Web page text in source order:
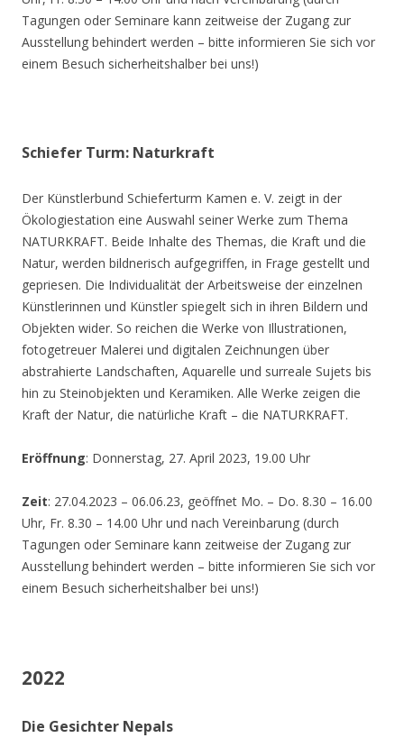
Tagungen oder Seminare kann zeitweise der Zugang zur
Ausstellung behindert werden – bitte informieren Sie sich vor
einem Besuch sicherheitshalber bei uns!)
Schiefer Turm: Naturkraft
Der Künstlerbund Schieferturm Kamen e. V. zeigt in der
Ökologiestation eine Auswahl seiner Werke zum Thema
NATURKRAFT. Beide Inhalte des Themas, die Kraft und die
Natur, werden bildnerisch aufgegriffen, in Frage gestellt und
gepriesen. Die Individualität der Arbeitsweise der einzelnen
Künstlerinnen und Künstler spiegelt sich in ihren Bildern und
Objekten wider. So reichen die Werke von Illustrationen,
fotogetreuer Malerei und digitalen Zeichnungen über
abstrahierte Landschaften, Aquarelle und surreale Sujets bis
hin zu Steinobjekten und Keramiken. Alle Werke zeigen die
Kraft der Natur, die natürliche Kraft – die NATURKRAFT.
Eröffnung: Donnerstag, 27. April 2023, 19.00 Uhr
Zeit: 27.04.2023 – 06.06.23, geöffnet Mo. – Do. 8.30 – 16.00
Uhr, Fr. 8.30 – 14.00 Uhr und nach Vereinbarung (durch
Tagungen oder Seminare kann zeitweise der Zugang zur
Ausstellung behindert werden – bitte informieren Sie sich vor
einem Besuch sicherheitshalber bei uns!)
2022
Die Gesichter Nepals